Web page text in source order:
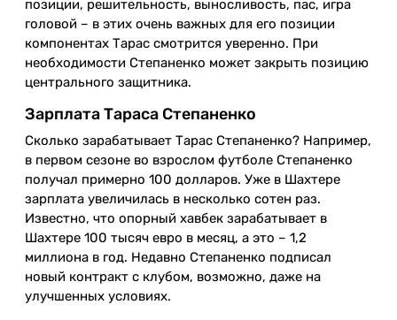
позиции, решительность, выносливость, пас, игра
головой – в этих очень важных для его позиции
компонентах Тарас смотрится уверенно. При
необходимости Степаненко может закрыть позицию
центрального защитника.
Зарплата Тараса Степаненко
Сколько зарабатывает Тарас Степаненко? Например,
в первом сезоне во взрослом футболе Степаненко
получал примерно 100 долларов. Уже в Шахтере
зарплата увеличилась в несколько сотен раз.
Известно, что опорный хавбек зарабатывает в
Шахтере 100 тысяч евро в месяц, а это – 1,2
миллиона в год. Недавно Степаненко подписал
новый контракт с клубом, возможно, даже на
улучшенных условиях.